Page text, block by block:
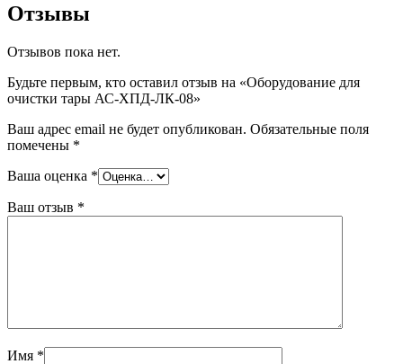
Отзывы
Отзывов пока нет.
Будьте первым, кто оставил отзыв на «Оборудование для
очистки тары АС-ХПД-ЛК-08»
Ваш адрес email не будет опубликован. Обязательные поля
помечены *
Ваша оценка *
Ваш отзыв *
Имя *